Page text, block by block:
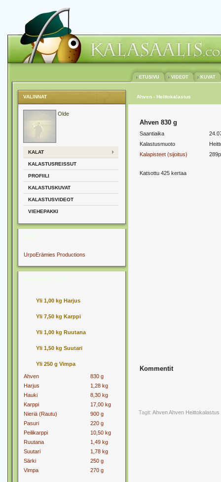
ETUSIVU VIDEOT KUVAT
VALINNAT
Olde
KALAT
KALASTUSREISSUT
PROFIILI
KALASTUSKUVAT
KALASTUSVIDEOT
VIEHEPAKKI
UrpoErämies Productions
Yli 1,00 kg Harjus
Yli 7,50 kg Karppi
Yli 1,00 kg Ruutana
Yli 1,50 kg Suutari
Yli 250 g Vimpa
Ahven
830 g
Harjus
1,28 kg
Hauki
8,30 kg
Karppi
17,00 kg
Nieriä (Rautu)
900 g
Pasuri
220 g
Peilikarppi
10,50 kg
Ruutana
1,49 kg
Suutari
1,78 kg
Särki
250 g
Vimpa
270 g
Ahven - Heittokalastus
Ahven 830 g
Saantiaika
Kalastusmuoto
Kalapisteet (sijoitus)
Katsottu 425 kertaa
Kommentit
Tagit: AhvenAhven Heittokalastus